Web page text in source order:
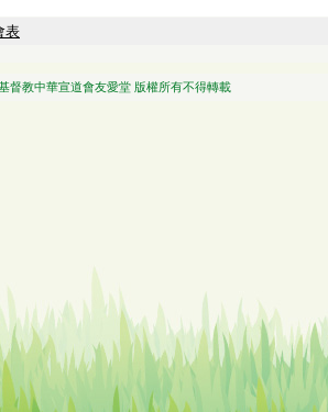
表
華宣道會友愛堂 版權所有不得轉載